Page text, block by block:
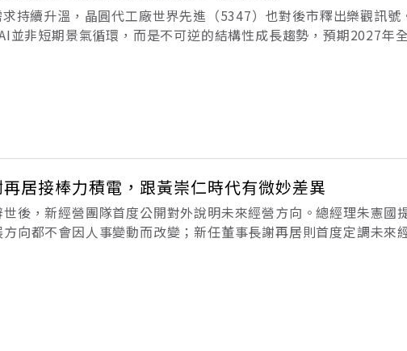
持續升溫，晶圓代工廠世界先進（5347）也對後市釋出樂觀訊號
並非短期景氣循環，而是不可逆的結構性成長趨勢，預期2027年
再居接棒力積電，跟黃崇仁時代有微妙差異
後，新經營團隊首度公開對外說明未來經營方向。總經理朱憲國
向都不會因人事變動而改變；新任董事長謝再居則首度定調未來